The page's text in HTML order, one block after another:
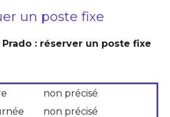
un poste fixe
: réserver un poste fixe
non précisé
non précisé